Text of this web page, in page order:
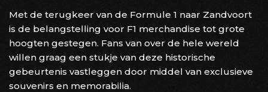
Met de terugkeer van de Formule 1 naar Zandvoort
is de belangstelling voor F1 merchandise tot grote
hoogten gestegen. Fans van over de hele wereld
willen graag een stukje van deze historische
gebeurtenis vastleggen door middel van exclusieve
souvenirs en memorabilia.